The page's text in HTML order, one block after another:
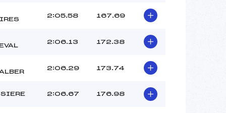
2:05.58 167.69
2:06.13 172.38
2:06.29 173.74
2:06.67 176.98